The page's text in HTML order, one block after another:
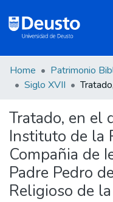
Communities &
All of DSpace
Statistics
Home Patrimonio
Siglo XVII
Tratado, en el
Instituto de la
Compañia de
Padre Pedro
Religioso de